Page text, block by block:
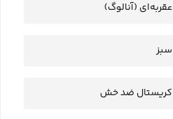
عقربه‌ای (آنالوگ)
سبز
کریستال ضد خش